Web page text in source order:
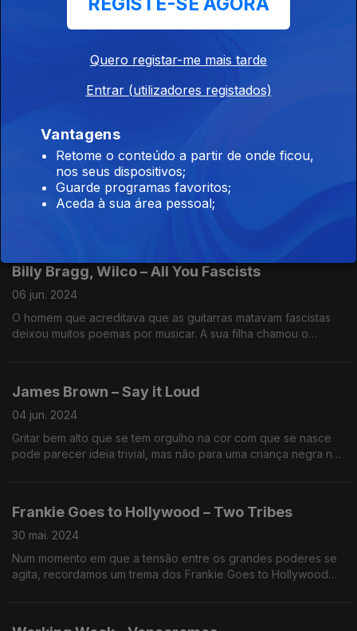
Pop Dell’Arte – Juramento sem Bandeira
Abril, João Peste dos Pop Dell'Arte e Adolfo Luxúria Canibal
essa liberdade.
Manu Chao - Clandestino
11 jun. 2024
Com a imigração na ordem do dia, recordar a obra-prima de
Manu Chao é oportuno: o cantor espanhol criado em França,
Billy Bragg, Wilco – All You Fascists
06 jun. 2024
O homem que acreditava que as guitarras matavam fascistas
deixou muitos poemas por musicar. A sua filha chamou o
James Brown – Say it Loud
04 jun. 2024
Gritar bem alto que se tem orgulho na cor com que se nasce
pode parecer ideia trivial, mas não para uma criança negra na
Frankie Goes to Hollywood – Two Tribes
30 mai. 2024
Num momento em que a tensão entre os grandes poderes se
agita, recordamos um trema dos Frankie Goes to Hollywood
Quero registar-me mais tarde
Entrar (utilizadores registados)
Vantagens
Retome o conteúdo a partir de onde ficou,
nos seus dispositivos;
Guarde programas favoritos;
Aceda à sua área pessoal;